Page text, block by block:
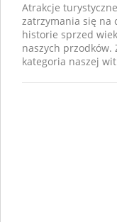
Atrakcje
zatrzymania się na
historie sprzed
naszych przodków.
kategoria naszej